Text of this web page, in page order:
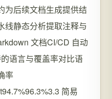
为后续文档生成提供结
线静态分析提取注释与
文档CI/CD 自动
语言与覆盖率对比语
率
简易